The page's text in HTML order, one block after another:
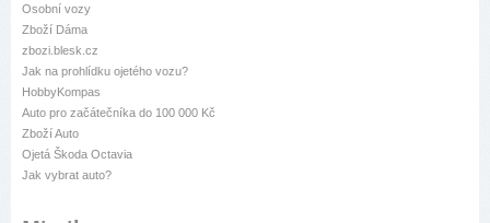
Osobní vozy
Zboží Dáma
zbozi.blesk.cz
Jak na prohlídku ojetého vozu?
HobbyKompas
Auto pro začátečníka do 100 000 Kč
Zboží Auto
Ojetá Škoda Octavia
Jak vybrat auto?